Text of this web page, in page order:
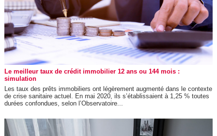
Le meilleur taux de crédit immobilier 12 ans ou 144 mois :
simulation
Les taux des prêts immobiliers ont légèrement augmenté dans le contexte
de crise sanitaire actuel. En mai 2020, ils s’établissaient à 1,25 % toutes
durées confondues, selon l’Observatoire...